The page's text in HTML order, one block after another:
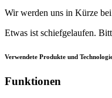
Wir werden uns in Kürze
Etwas ist schiefgelaufen.
Verwendete Produkte und
Funktionen